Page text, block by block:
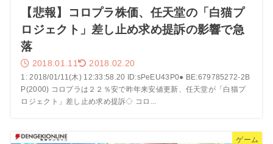
【悲報】コロプラ株価、任天堂の「白猫プ
ロジェクト」差し止め求め提訴の影響で急
落
2018.01.11 2018.02.20
1: 2018/01/11(木) 12:33:58.20 ID:sPeEU43P0● BE:679785272-2B
P(2000) コロプラは２２％安で昨年来安値更新、任天堂が「白猫プ
ロジェクト」差し止め求め提訴◇ コロ...
ゲーム